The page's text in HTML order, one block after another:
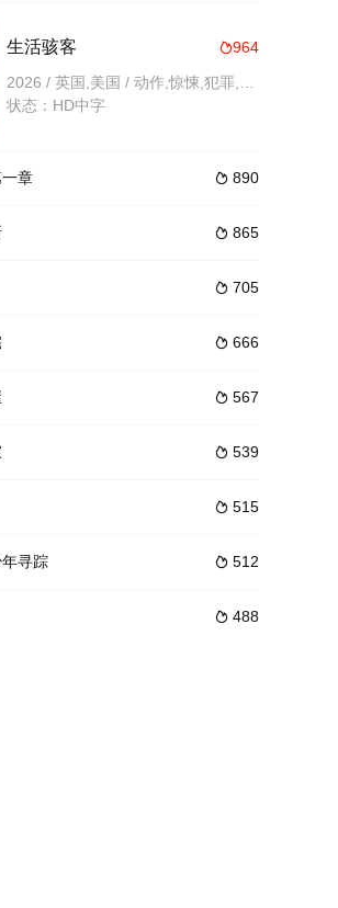
郎）4，好奇心
っかけに美しい村へ迷い込んでしまった彼らは、
女人》是一部具有魔幻风格的可看性极强的悲喜
964
生活骇客
状态：HD中字
 890
章
 865
 705
 666
 567
 539
 515
 512
寻踪
 488